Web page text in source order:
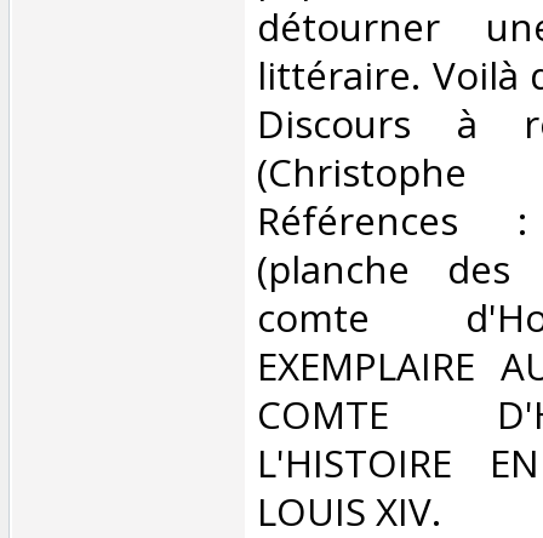
détourner
littéraire. Voilà
Discours à
Références
(planche
comte
EXEMPLAIRE
COMTE
L'HISTOIRE
LOUIS XIV.‎